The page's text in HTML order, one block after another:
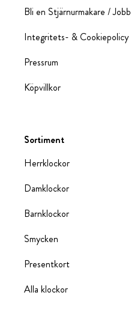
Bli en Stjärnurmakare / Jobb
Integritets- & Cookiepolicy
Pressrum
Köpvillkor
Sortiment
Herrklockor
Damklockor
Barnklockor
Smycken
Presentkort
Alla klockor